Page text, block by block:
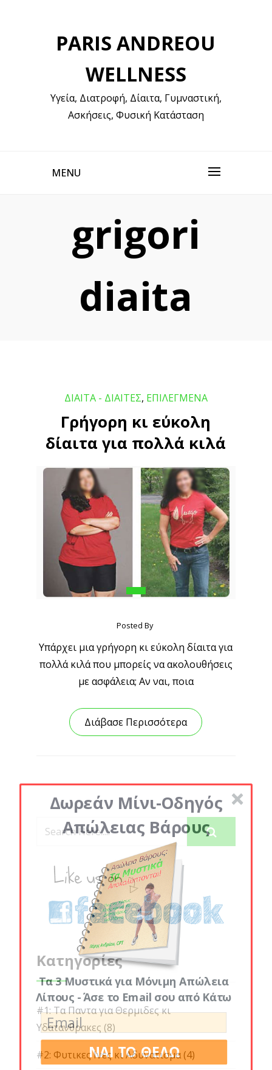
PARIS ANDREOU
WELLNESS
Υγεία, Διατροφή, Δίαιτα, Γυμναστική,
Ασκήσεις, Φυσική Κατάσταση
MENU
grigori
diaita
ΔΙΑΙΤΑ - ΔΙΑΙΤΕΣ, ΕΠΙΛΕΓΜΕΝΑ
Γρήγορη κι εύκολη
δίαιτα για πολλά κιλά
Posted By
Υπάρχει μια γρήγορη κι εύκολη δίαιτα για
πολλά κιλά που μπορείς να ακολουθήσεις
με ασφάλεια; Αν ναι, ποια
Διάβασε Περισσότερα
Κατηγορίες
#1: Τα Παντα για Θερμιδες κι
Υδατανθρακες (8)
#2: Φυτικες Ινες κι Αδυνατισμα(4)
Δωρεάν Μίνι-Οδηγός
Απώλειας Βάρους
Τα 3 Μυστικά για Μόνιμη Απώλεια
Λίπους - Άσε το Email σου από Κάτω
ΝΑΙ ΤΟ ΘΕΛΩ